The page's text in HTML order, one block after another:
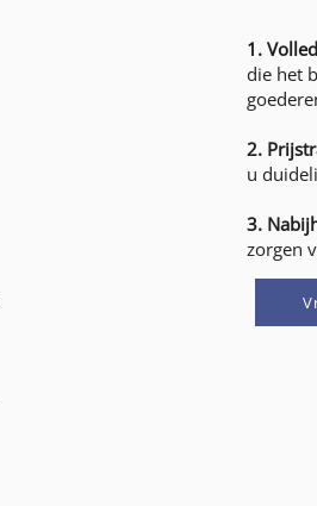
1.
die het
2.
u
3.
zorgen